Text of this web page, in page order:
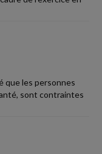
que les personnes
sont contraintes